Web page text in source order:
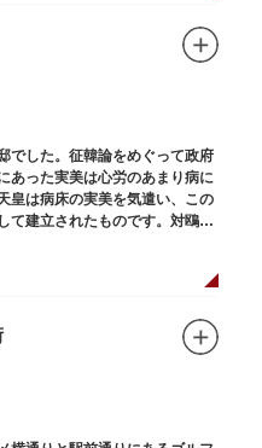
でした。征韓論をめぐって政府
あった実美は心労のあまり病に
皇は病床の実美を気遣い、この
て建立されたものです。対鴎荘